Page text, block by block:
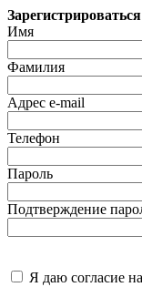
Зарегистрироваться
Имя
Фамилия
Адрес e-mail
Телефон
Пароль
Подтверждение
Я даю согласие